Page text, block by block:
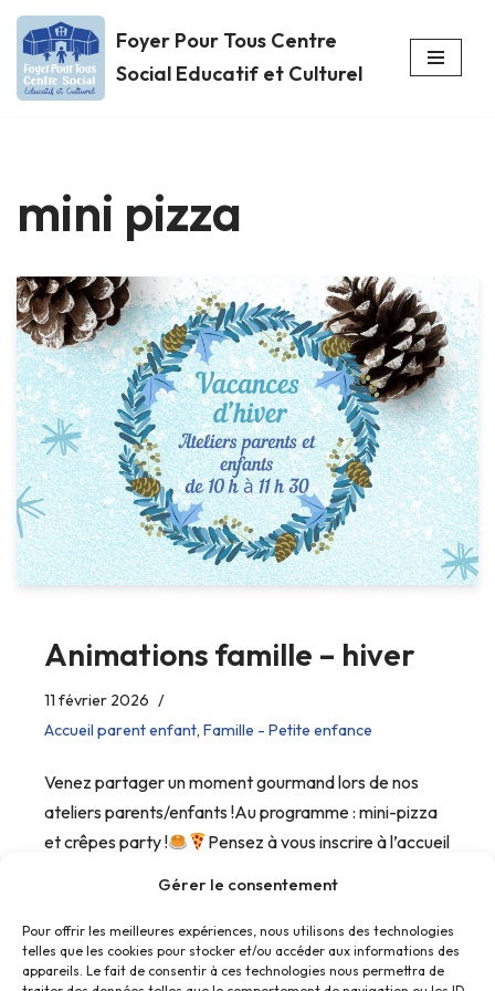
Gérer le consentement
Pour offrir les meilleures expériences, nous utilisons des technologies
telles que les cookies pour stocker et/ou accéder aux informations des
appareils. Le fait de consentir à ces technologies nous permettra de
Aller
au
Foyer Pour Tous Centre
Social Educatif et Culturel
mini pizza
Animations famille – hiver
11 février 2026
Accueil parent enfant, Famille - Petite enfance
Venez partager un moment gourmand lors de nos
ateliers parents/enfants !Au programme : mini-pizza
et crêpes party !
Pensez à vous inscrire à l’accueil